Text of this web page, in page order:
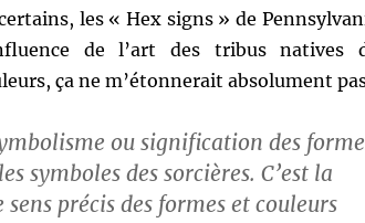
les « Hex signs » de
de l’art des tribus natives
ça ne m’étonnerait absolument
ou signification des
symboles des sorcières. C’est la
précis des formes et couleurs